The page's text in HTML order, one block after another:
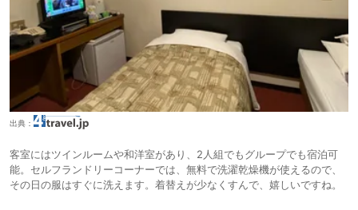
出典：
客室にはツインルームや和洋室があり、2人組でもグループでも宿泊可
能。セルフランドリーコーナーでは、無料で洗濯乾燥機が使えるので、
その日の服はすぐに洗えます。着替えが少なくすんで、嬉しいですね。